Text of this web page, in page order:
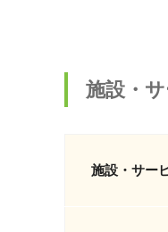
施設・
施設・サー